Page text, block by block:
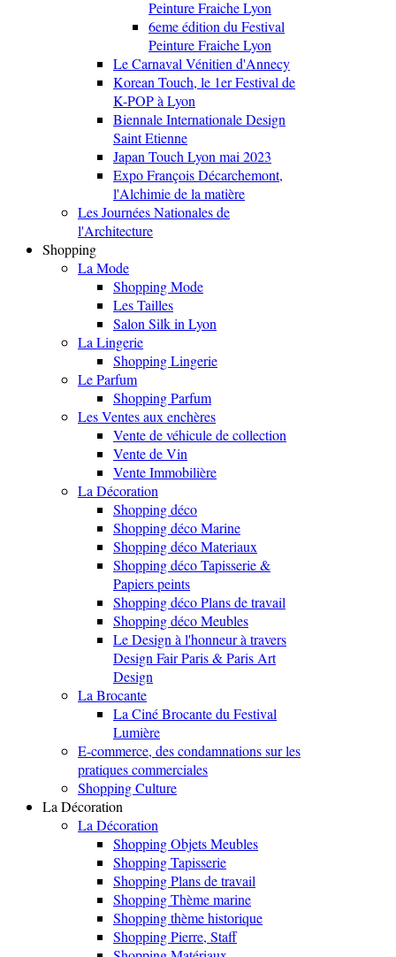
Peinture Fraiche Lyon
6eme édition du Festival
Peinture Fraiche Lyon
Le Carnaval Vénitien d'Annecy
Korean Touch, le 1er Festival de
K-POP à Lyon
Biennale Internationale Design
Saint Etienne
Japan Touch Lyon mai 2023
Expo François Décarchemont,
l'Alchimie de la matière
Les Journées Nationales de
l'Architecture
Shopping
La Mode
Shopping Mode
Les Tailles
Salon Silk in Lyon
La Lingerie
Shopping Lingerie
Le Parfum
Shopping Parfum
Les Ventes aux enchères
Vente de véhicule de collection
Vente de Vin
Vente Immobilière
La Décoration
Shopping déco
Shopping déco Marine
Shopping déco Materiaux
Shopping déco Tapisserie &
Papiers peints
Shopping déco Plans de travail
Shopping déco Meubles
Le Design à l'honneur à travers
Design Fair Paris & Paris Art
Design
La Brocante
La Ciné Brocante du Festival
Lumière
E-commerce, des condamnations sur les
pratiques commerciales
Shopping Culture
La Décoration
La Décoration
Shopping Objets Meubles
Shopping Tapisserie
Shopping Plans de travail
Shopping Thème marine
Shopping thème historique
Shopping Pierre, Staff